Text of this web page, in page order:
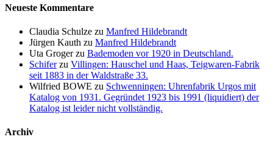
Neueste Kommentare
Claudia Schulze zu Manfred Hildebrandt
Jürgen Kauth zu Manfred Hildebrandt
Uta Grogerzu Bademoden vor 1920 in Deutschland.
Schiferzu Villingen: Hauschel und Haas, Teigwaren-Fabrik
seit 1883 in der Waldstraße 33.
Wilfried BOWE zu Schwenningen: Uhrenfabrik Urgos mit
Katalog von 1931. Gegründet 1923 bis 1991 (liquidiert) der
Katalog ist leider nicht vollständig.
Archiv